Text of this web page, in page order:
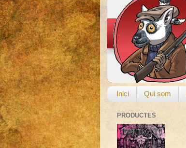
Inici Qui som
PRODUCTES